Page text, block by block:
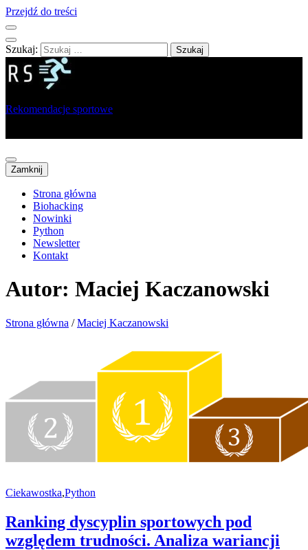
Przejdź do treści
Szukaj:
Rekomendacje sportowe
Zamknij
Strona główna
Biohacking
Nowinki
Python
Newsletter
Kontakt
Autor: Maciej Kaczanowski
Strona główna / Maciej Kaczanowski
Ciekawostka,Python
Ranking dyscyplin sportowych pod
względem trudności. Analiza wariancji